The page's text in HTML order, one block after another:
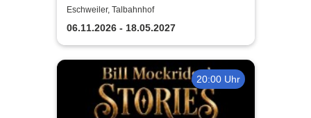
mich!
Eschweiler, Talbahnhof
06.11.2026 - 18.05.2027
20:00 Uhr